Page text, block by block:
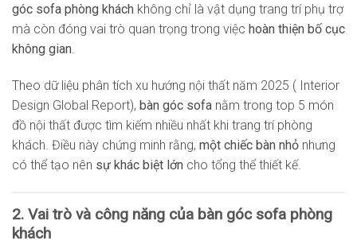
góc sofa phòng khách không chỉ là vật dụng trang trí phụ trợ
mà còn đóng vai trò quan trọng trong việc hoàn thiện bố cục
không gian.
Theo dữ liệu phân tích xu hướng nội thất năm 2025 ( Interior
Design Global Report), bàn góc sofa nằm trong top 5 món
đồ nội thất được tìm kiếm nhiều nhất khi trang trí phòng
khách. Điều này chứng minh rằng, một chiếc bàn nhỏ nhưng
có thể tạo nên sự khác biệt lớn cho tổng thể thiết kế.
2. Vai trò và công năng của bàn góc sofa phòng
khách